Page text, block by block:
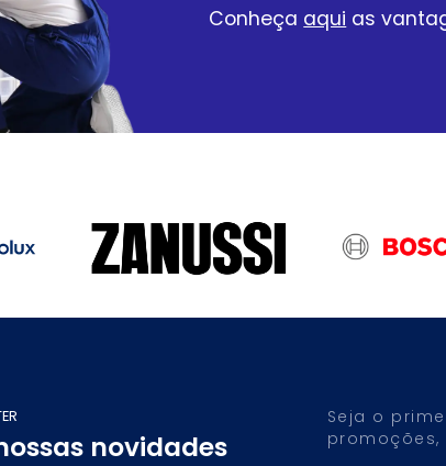
Conheça aqui as
novidades
Seja o